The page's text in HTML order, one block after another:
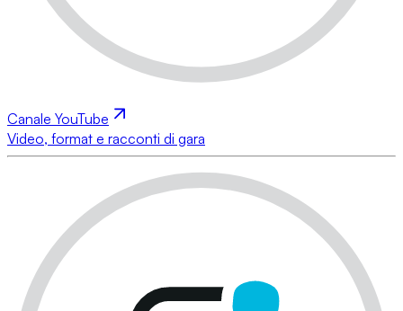
Canale YouTube
Video, format e racconti di gara